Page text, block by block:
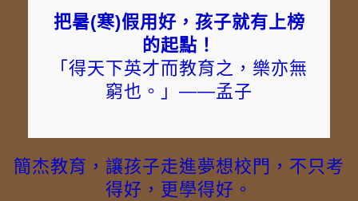
把暑(寒)假用好，孩子就有上榜
的起點！
「得天下英才而教育之，樂亦無
窮也。」——孟子
簡杰教育，讓孩子走進夢想校門，不只考
得好，更學得好。